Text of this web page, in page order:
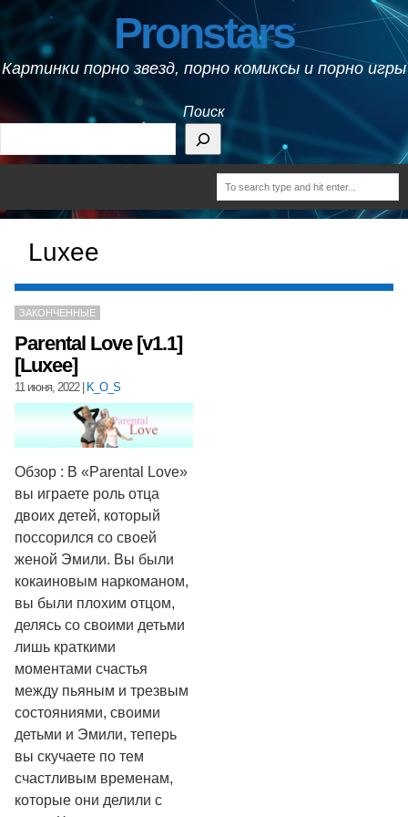
Pronstars
Картинки порно звезд, порно комиксы и порно игры
Поиск
Luxee
ЗАКОНЧЕННЫЕ
Parental Love [v1.1]
[Luxee]
11 июня, 2022| K_O_S
Обзор : В «Parental Love»
вы играете роль отца
двоих детей, который
поссорился со своей
женой Эмили. Вы были
кокаиновым наркоманом,
вы были плохим отцом,
делясь со своими детьми
лишь краткими
моментами счастья
между пьяным и трезвым
состояниями, своими
детьми и Эмили, теперь
вы скучаете по тем
счастливым временам,
которые они делили с